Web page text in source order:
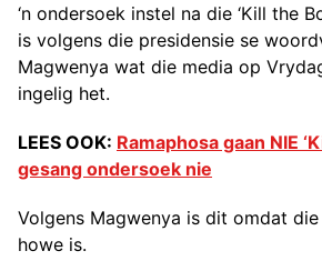
‘n ondersoek instel na die ‘Kill the
is volgens die presidensie se
Magwenya wat die media op
ingelig het.
LEES OOK: Ramaphosa gaan NIE
gesang ondersoek nie
Volgens Magwenya is dit omdat
howe is.